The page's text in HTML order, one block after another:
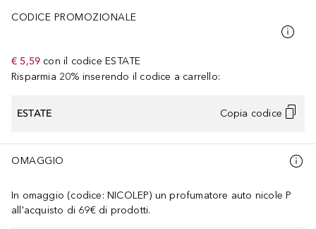
CODICE PROMOZIONALE
€ 5,59 con il codice ESTATE
Risparmia 20% inserendo il codice a carrello:
ESTATE Copia codice
OMAGGIO
In omaggio (codice: NICOLEP) un profumatore auto nicole P
all'acquisto di 69€ di prodotti.